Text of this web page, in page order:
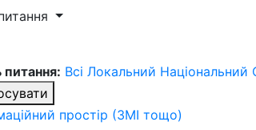
питання: Всі Локальний Національний
простір (ЗМІ тощо)